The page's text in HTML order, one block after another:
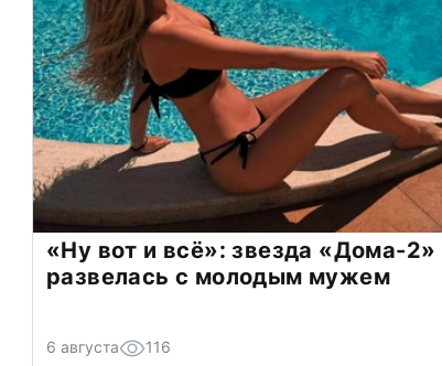
«Ну вот и всё»: звезда «Дома-2»
развелась с молодым мужем
6 августа 116